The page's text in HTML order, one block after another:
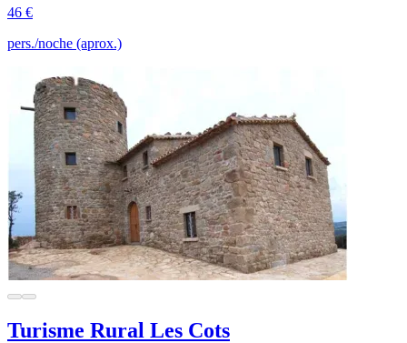
46 €
pers./noche (aprox.)
Turisme Rural Les Cots